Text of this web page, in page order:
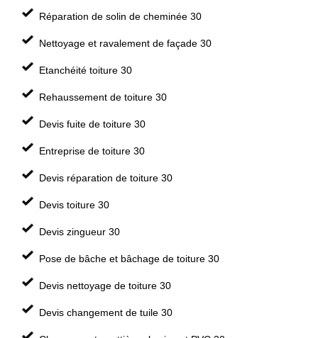
Réparation de solin de cheminée 30
Nettoyage et ravalement de façade 30
Etanchéité toiture 30
Rehaussement de toiture 30
Devis fuite de toiture 30
Entreprise de toiture 30
Devis réparation de toiture 30
Devis toiture 30
Devis zingueur 30
Pose de bâche et bâchage de toiture 30
Devis nettoyage de toiture 30
Devis changement de tuile 30